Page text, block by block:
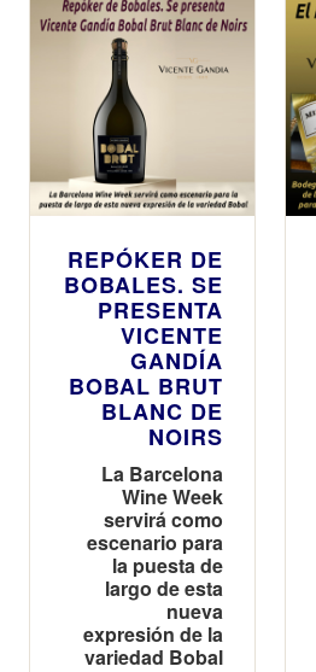
REPÓKER DE
BOBALES. SE
PRESENTA
VICENTE
GANDÍA
BOBAL BRUT
BLANC DE
NOIRS
La Barcelona
Wine Week
servirá como
escenario para
la puesta de
largo de esta
nueva
expresión de la
variedad Bobal